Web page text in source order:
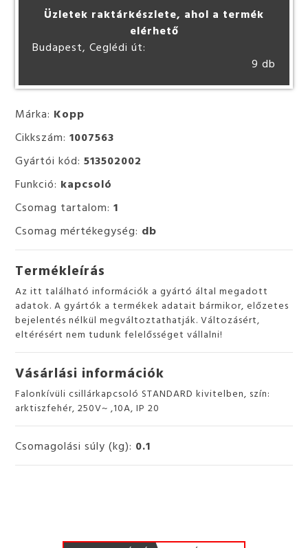
Márka: Kopp
Cikkszám:1007563
Gyártói kód:513502002
Funkció: kapcsoló
Csomag tartalom:1
Csomag mértékegység: db
Termékleírás
Az itt található információk a gyártó által megadott
adatok. A gyártók a termékek adatait bármikor, előzetes
bejelentés nélkül megváltoztathatják. Változásért,
eltérésért nem tudunk felelősséget vállalni!
Vásárlási információk
Falonkívüli csillárkapcsoló STANDARD kivitelben, szín:
arktiszfehér, 250V~ ,10A, IP 20
Csomagolási súly (kg): 0.1
Üzletek raktárkészlete, ahol a termék
elérhető
Budapest, Ceglédi út:
9 db